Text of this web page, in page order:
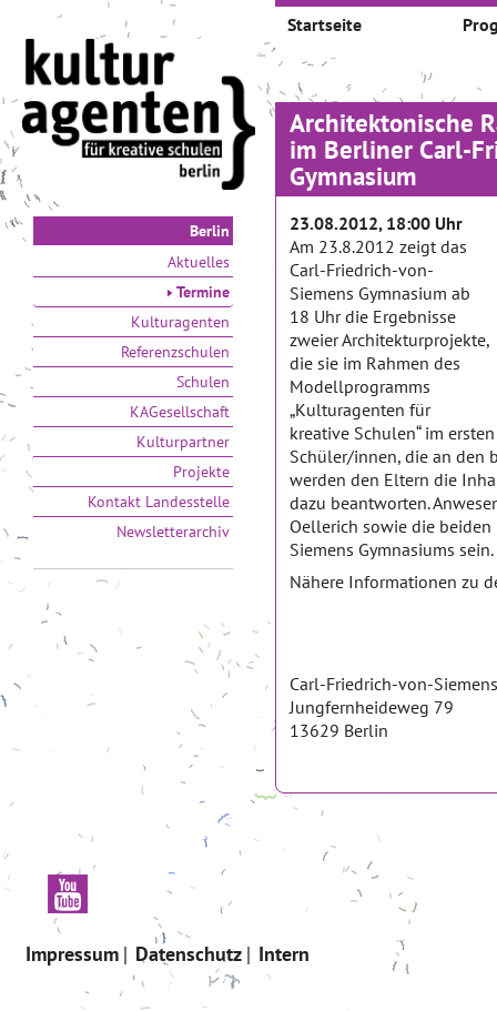
Berlin
Aktuelles
Termine
Kulturagenten
Referenzschulen
Schulen
KAGesellschaft
Kulturpartner
Projekte
Kontakt Landesstelle
Newsletterarchiv
Startseite
Architektonische
im Berliner Carl-
Gymnasium
23.08.2012, 18:00 Uhr
Am 23.8.2012 zeigt das
Carl-Friedrich-von-
Siemens Gymnasium ab
18 Uhr die Ergebnisse
zweier Architekturprojekte,
die sie im Rahmen des
Modellprogramms
„Kulturagenten für
kreative Schulen“ im
Schüler/innen, die an den
werden den Eltern die
dazu beantworten.
Oellerich sowie die
Siemens Gymnasiums sein.
Nähere Informationen zu
Carl-Friedrich-von-
Jungfernheideweg 79
13629 Berlin
Impressum Datenschutz Intern